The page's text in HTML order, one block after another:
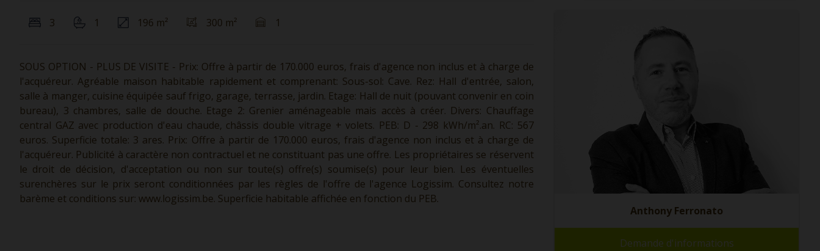
3 1 196 m² 300 m² 1
SOUS OPTION - PLUS DE VISITE - Prix: Offre à partir de 170.000 euros, frais d'agence non inclus et à charge de
l'acquéreur. Agréable maison habitable rapidement et comprenant: Sous-sol: Cave. Rez: Hall d'entrée, salon,
salle à manger, cuisine équipée sauf frigo, garage, terrasse, jardin. Etage: Hall de nuit (pouvant convenir en coin
bureau), 3 chambres, salle de douche. Etage 2: Grenier aménageable mais accès à créer. Divers: Chauffage
central GAZ avec production d'eau chaude, châssis double vitrage + volets. PEB: D - 298 kWh/m².an. RC: 567
euros. Superficie totale: 3 ares. Prix: Offre à partir de 170.000 euros, frais d'agence non inclus et à charge de
l'acquéreur. Publicité à caractère non contractuel et ne constituant pas une offre. Les propriétaires se réservent
le droit de décision, d'acceptation ou non sur toute(s) offre(s) soumise(s) pour leur bien. Les éventuelles
surenchères sur le prix seront conditionnées par les règles de l'offre de l'agence Logissim. Consultez notre
barème et conditions sur: www.logissim.be. Superficie habitable affichée en fonction du PEB.
Anthony Ferronato
Demande d'informations